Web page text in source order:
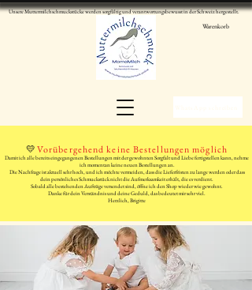
Unsere Muttermilchschmuckstücke werden sorgfältig und verantwortungsbewusst in der Schweiz hergestellt.
Warenkorb
💛Vorübergehend keine Bestellungen möglich
Damit ich alle bereits eingegangenen Bestellungen mit der gewohnten Sorgfalt und Liebe fertigstellen kann, nehme
ich momentan keine neuen Bestellungen an.
Die Nachfrage ist aktuell sehr hoch, und ich möchte vermeiden, dass die Lieferfristen zu lange werden oder dass
dein persönliches Schmuckstück nicht die Aufmerksamkeit erhält, die es verdient.
Sobald alle bestehenden Aufträge versendet sind, öffne ich den Shop wieder wie gewohnt.
Danke für dein Verständnis und deine Geduld, das bedeutet mir sehr viel.
Herzlich, Brigitte